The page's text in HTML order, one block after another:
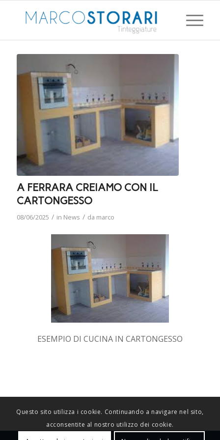
A FERRARA CREIAMO CON IL
CARTONGESSO
08/06/2025 / in News / da marco
ESEMPIO DI CUCINA IN CARTONGESSO
Questo sito utilizza i cookie. Continuando a navigare nel sito,
acconsentite al nostro utilizzo dei cookie.